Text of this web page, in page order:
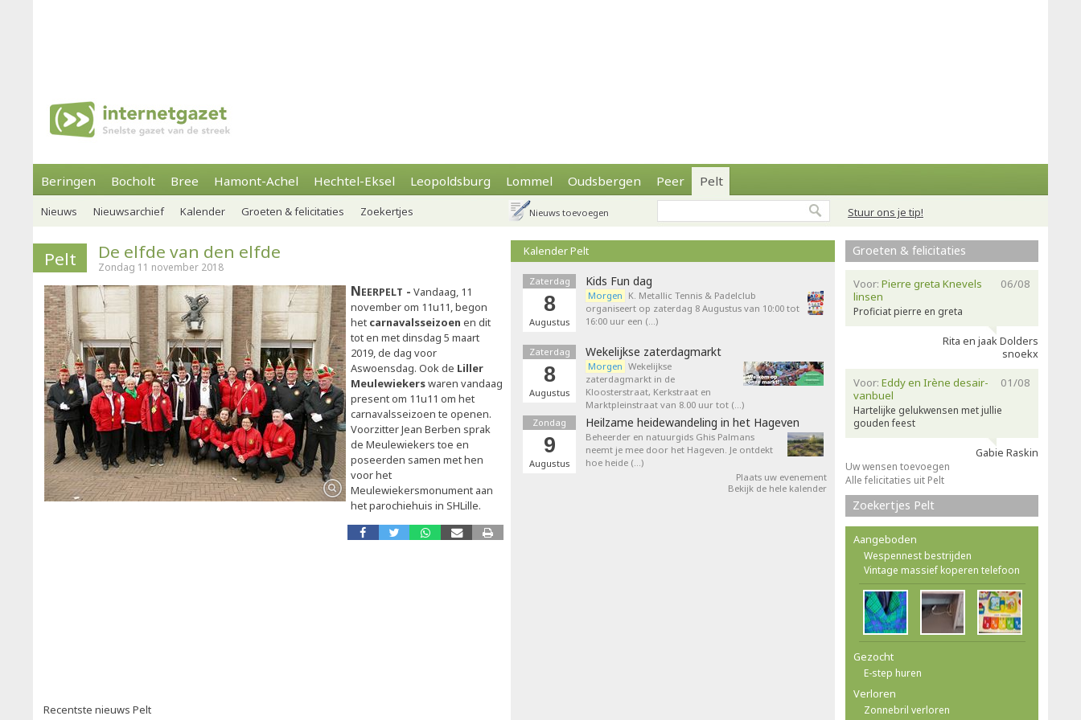
Beringen Bocholt Bree Hamont-Achel Hechtel-Eksel Leopoldsburg Lommel Oudsbergen Peer Pelt
Stuur ons je tip!
Nieuws Nieuwsarchief Kalender Groeten & felicitaties Zoekertjes Nieuws toevoegen
Pelt De elfde van den elfde
Zondag 11 november 2018
Neerpelt
Vandaag, 11
november om 11u11, begon
het carnavalsseizoen en dit
tot en met dinsdag 5 maart
2019, de dag voor
Aswoensdag. Ook de Liller
Meulewiekerswaren vandaag
present om 11u11 om het
carnavalsseizoen te openen.
Voorzitter Jean Berben sprak
de Meulewiekers toe en
poseerden samen met hen
voor het
Meulewiekersmonument aan
het parochiehuis in SHLille.
Recentste nieuws Pelt
Kalender Pelt
Zaterdag
8
Augustus
Kids Fun dag
Morgen K. Metallic Tennis & Padelclub
organiseert op zaterdag 8 Augustus van 10:00 tot
16:00 uur een (…)
Zaterdag
8
Augustus
Wekelijkse zaterdagmarkt
Morgen Wekelijkse
zaterdagmarkt in de
Kloosterstraat, Kerkstraat en
Marktpleinstraat van 8.00 uur tot (…)
Zondag
9
Augustus
Heilzame heidewandeling in het Hageven
Beheerder en natuurgids Ghis Palmans
neemt je mee door het Hageven. Je ontdekt
hoe heide (…)
Plaats uw evenement
Bekijk de hele kalender
Groeten & felicitaties
06/08
Voor: Pierre greta Knevels
linsen
Proficiat pierre en greta
Rita en jaak Dolders
snoekx
01/08
Voor: Eddy en Irène desair-
vanbuel
Hartelijke gelukwensen met jullie
gouden feest
Gabie Raskin
Uw wensen toevoegen
Alle felicitaties uit Pelt
Zoekertjes Pelt
Aangeboden
Wespennest bestrijden
Vintage massief koperen telefoon
Gezocht
E-step huren
Verloren
Zonnebril verloren